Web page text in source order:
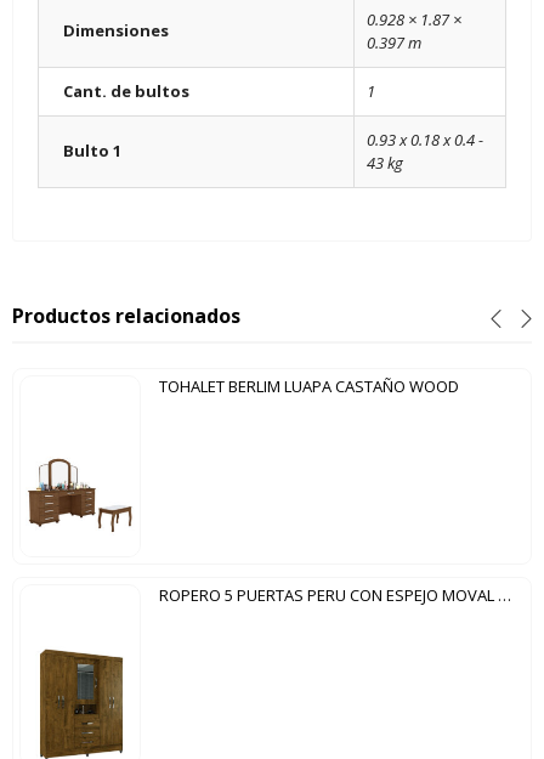
Dimensiones
0.928 × 1.87 ×
0.397 m
Cant. de bultos 1
Bulto 1
0.93 x 0.18 x 0.4 -
43 kg
Productos relacionados
TOHALET BERLIM LUAPA CASTAÑO WOOD
ROPERO 5 PUERTAS PERU CON ESPEJO MOVAL CASTAÑO WOOD